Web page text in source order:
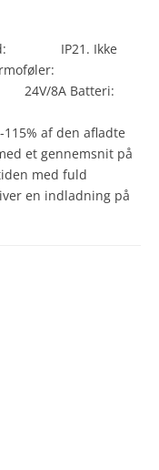
IP21. Ikke
Batteri:
af den afladte
et gennemsnit på
med fuld
en indladning på